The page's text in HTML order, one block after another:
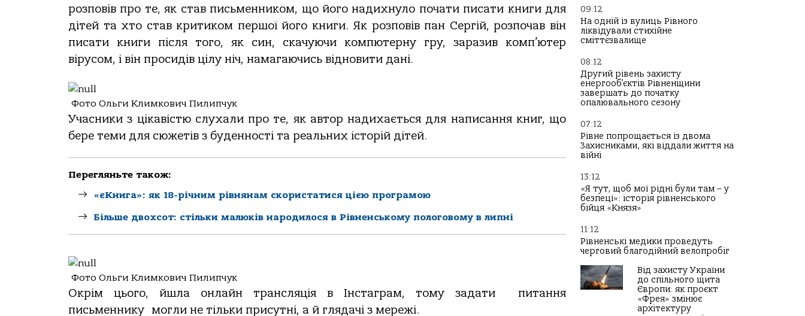
розповів про те, як став письменником, що його надихнуло почати писати книги для
дітей та хто став критиком першої його книги. Як розповів пан Сергій, розпочав він
писати книги після того, як син, скачуючи компютерну гру, заразив комп’ютер
вірусом, і він просидів цілу ніч, намагаючись відновити дані.
Фото Ольги Климкович Пилипчук
Учасники з цікавістю слухали про те, як автор надихається для написання книг, що
бере теми для сюжетів з буденності та реальних історій дітей.
Перегляньте також:
«єКнига»: як 18-річним рівнянам скористатися цією програмою
Більше двохсот: стільки малюків народилося в Рівненському пологовому в липні
Фото Ольги Климкович Пилипчук
Окрім цього, йшла онлайн трансляція в Інстаграм, тому задати питання
письменнику могли не тільки присутні, а й глядачі з мережі.
09:12
На одній із вулиць Рівного
ліквідували стихійне
сміттєзвалище
08:12
Другий рівень захисту
енергооб’єктів Рівненщини
завершать до початку
опалювального сезону
07:12
Рівне попрощається із двома
Захисниками, які віддали життя на
війні
13:12
«Я тут, щоб мої рідні були там – у
безпеці»: історія рівненського
бійця «Князя»
11:12
Рівненські медики проведуть
черговий благодійний велопробіг
Від захисту України
до спільного щита
Європи: як проєкт
«Фрея» змінює
архітектуру